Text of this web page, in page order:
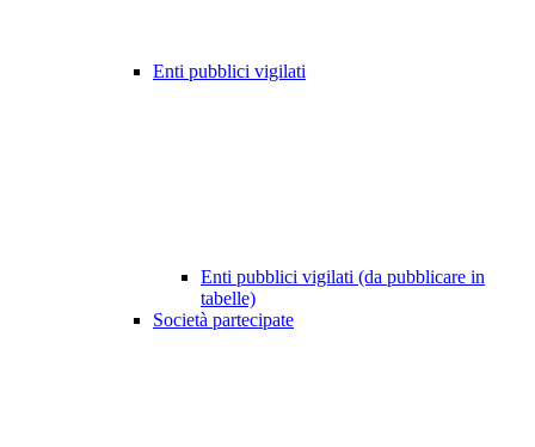
Enti pubblici vigilati
Enti pubblici vigilati (da pubblicare in
tabelle)
Società partecipate